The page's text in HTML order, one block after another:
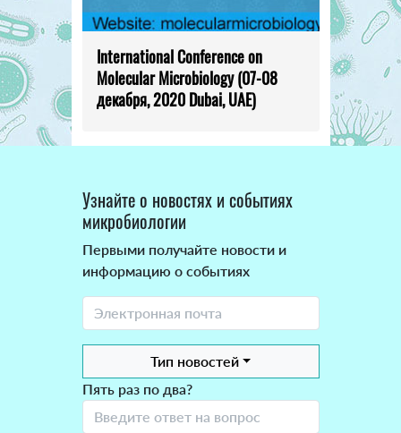
International Conference on
Molecular Microbiology (07-08
декабря, 2020 Dubai, UAE)
Узнайте о новостях и событиях
микробиологии
Первыми получайте новости и
информацию о событиях
Тип новостей
Пять раз по два?